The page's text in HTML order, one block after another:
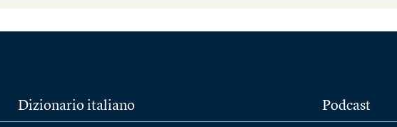
Dizionario italiano Podcast